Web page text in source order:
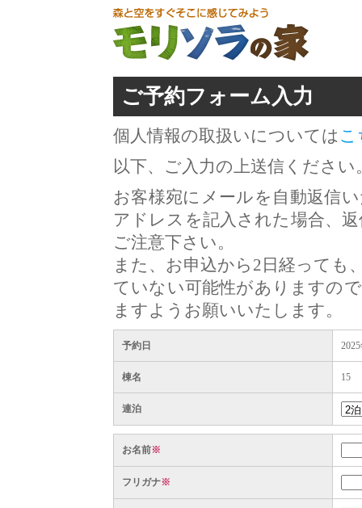
ご予約フォーム入力
個人情報の取扱いについては こ
以下、ご入力の上送信ください
お客様宛にメールを自動返信
アドレスを記入された場合、
ご注意下さい。
また、お申込から2日経っても
ていない可能性がありますの
ますようお願いいたします。
予約日
棟名 15
連泊
お名前※
フリガナ※